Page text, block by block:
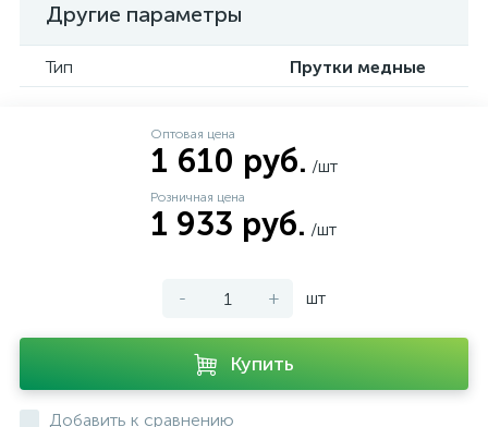
Другие параметры
Тип Прутки медные
Оптовая цена
1 610 руб. /шт
Розничная цена
1 933 руб. /шт
- + шт
Купить
Добавить к сравнению